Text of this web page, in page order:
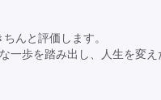
んと評価します。
一歩を踏み出し、人生を変え